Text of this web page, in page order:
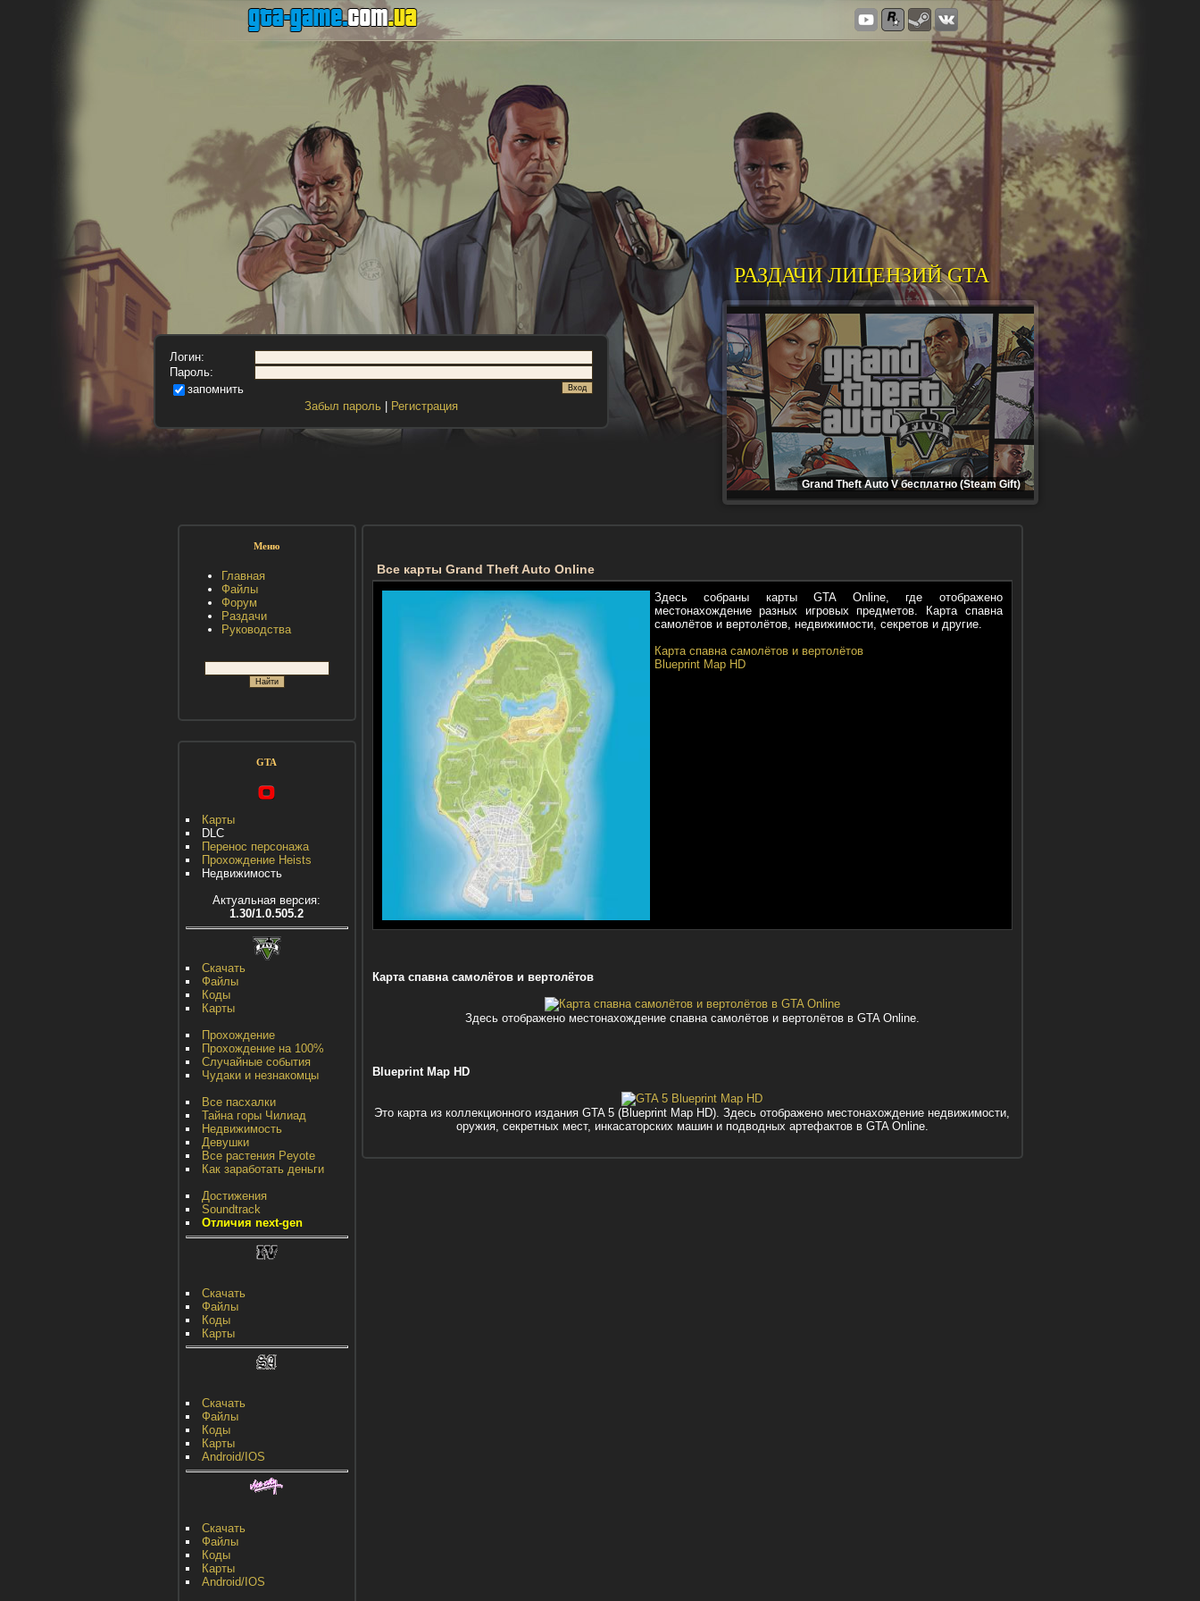
Логин:
Пароль:
запомнить
Забыл пароль
Регистрация
РАЗДАЧИ ЛИЦЕНЗИЙ GTA
Grand Theft Auto V бесплатно (Steam Gift)
Меню
Главная
Файлы
Форум
Раздачи
Руководства
GTA
Карты
DLC
Перенос персонажа
Прохождение Heists
Недвижимость
Актуальная версия:
1.30/1.0.505.2
Скачать
Файлы
Коды
Карты
Прохождение
Прохождение на 100%
Случайные события
Чудаки и незнакомцы
Все пасхалки
Тайна горы Чилиад
Недвижимость
Девушки
Все растения Peyote
Как заработать деньги
Достижения
Soundtrack
Отличия next-gen
Скачать
Файлы
Коды
Карты
Скачать
Файлы
Коды
Карты
Android/IOS
Скачать
Файлы
Коды
Карты
Android/IOS
Все карты Grand Theft Auto Online
Здесь собраны карты GTA Online, где отображено
местонахождение разных игровых предметов. Карта спавна
самолётов и вертолётов, недвижимости, секретов и другие.
Карта спавна самолётов и вертолётов
Blueprint Map HD
Карта спавна самолётов и вертолётов
Здесь отображено местонахождение спавна самолётов и вертолётов в GTA Online.
Blueprint Map HD
Это карта из коллекционного издания GTA 5 (Blueprint Map HD). Здесь отображено местонахождение недвижимости,
оружия, секретных мест, инкасаторских машин и подводных артефактов в GTA Online.